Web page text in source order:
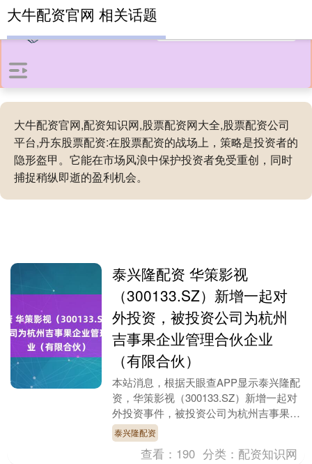
大牛配资官网,配资知识网,股票配资网大全,股票配资公司
平台,丹东股票配资:在股票配资的战场上，策略是投资者的
隐形盔甲。它能在市场风浪中保护投资者免受重创，同时
捕捉稍纵即逝的盈利机会。
大牛配资官网 相关话题
泰兴隆配资 华策影视
（300133.SZ）新增一起对
外投资，被投资公司为杭州
吉事果企业管理合伙企业
（有限合伙）
本站消息，根据天眼查APP显示泰兴隆配
资，华策影视（300133.SZ）新增一起对
外投资事件，被投资公司为杭州吉事果企
业管理合伙企业（有限合伙），法定代表
人浙江....
泰兴隆配资
查看： 190 分类： 配资知识网